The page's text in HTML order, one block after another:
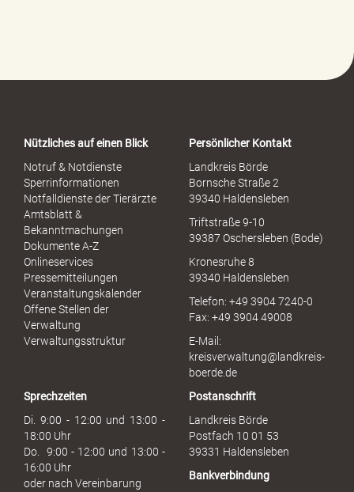
Nützliches auf einen Blick
Notruf & Notdienste
Sperrinformationen
Notfalldienste der Tierärzte
Amtsblatt &
Bekanntmachungen
Dokumente A-Z
Onlineservices
Pressemitteilungen
Veranstaltungskalender
Offene Stellen der
Verwaltung
Verwaltungsstruktur
Persönlicher Kontakt
Landkreis Börde
Bornsche Straße 2
39340 Haldensleben
Triftstraße 9-10
39387 Oschersleben (Bode)
Kronesruhe 8
39340 Haldensleben
Telefon: +49 3904 7240-0
Fax: +49 3904 49008
E-Mail:
kreisverwaltung@landkreis-
boerde.de
Sprechzeiten
Di. 9:00 - 12:00 und 13:00 -
18:00 Uhr
Do. 9:00 - 12:00 und 13:00 -
16:00 Uhr
oder nach Vereinbarung
Postanschrift
Landkreis Börde
Postfach 10 01 53
39331 Haldensleben
Bankverbindung